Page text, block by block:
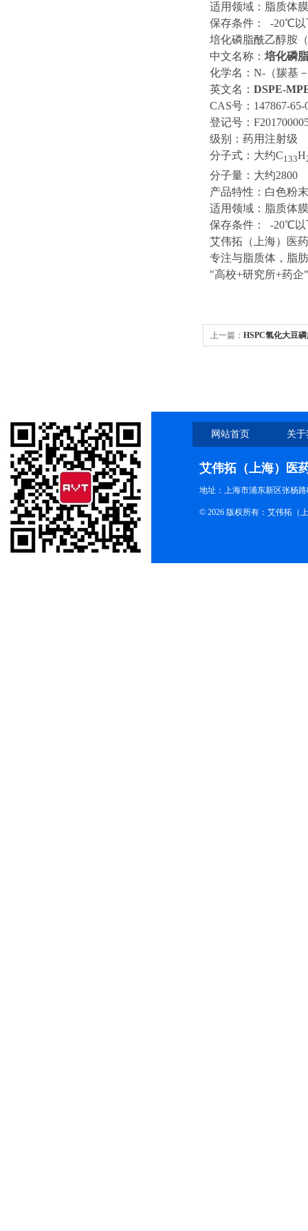
适用领域：脂质体
保存条件： -20℃以
培化磷脂酰乙醇胺
中文名称： 培化磷
化学名：N-（羰基
英文名： DSPE-
CAS号：147867-65-
登记号：
级别：药用注射级
分子式：大约C133H
分子量：大约2800
产品特性：白色粉
适用领域：脂质体
保存条件： -20℃以
艾伟拓（上海）医
专注与脂质体，脂
"高校+研究所+药
上一篇： HSPC氢化大豆
网站首页 关
艾伟拓（上海）医
地址：上海市浦东新区张杨
© 2026 版权所有：艾伟拓（